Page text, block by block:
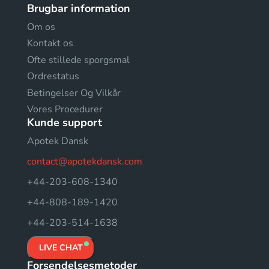
Brugbar information
Om os
Kontakt os
Ofte stillede sporgsmal
Ordrestatus
Betingelser Og Vilkår
Vores Procedurer
Kunde support
Apotek Dansk
contact@apotekdansk.com
+44-203-608-1340
+44-808-189-1420
+44-203-514-1638
LIVE CHAT
Forsendelsesmetoder